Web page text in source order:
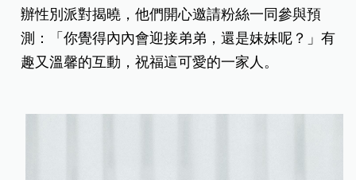
辦性別派對揭曉，他們開心邀請粉絲一同參與預
測：「你覺得內內會迎接弟弟，還是妹妹呢？」有
趣又溫馨的互動，祝福這可愛的一家人。